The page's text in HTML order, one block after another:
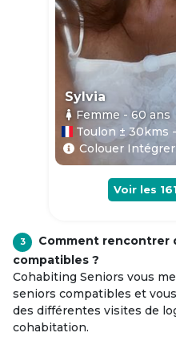
Sylvia
Femme - 60ans
Toulon ± 30kms
Colouer
Voir les
3
Comment rencontrer
compatibles ?
Cohabiting Seniors vous
seniors compatibles et
des différentes visites de
cohabitation.